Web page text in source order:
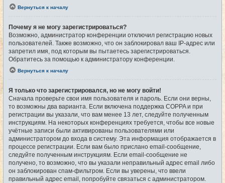
Вернуться к началу
Почему я не могу зарегистрироваться?
Возможно, администратор конференции отключил регистрацию новых
пользователей. Также возможно, что он заблокировал ваш IP-адрес или
запретил имя, под которым вы пытаетесь зарегистрироваться.
Обратитесь за помощью к администратору конференции.
Вернуться к началу
Я только что зарегистрировался, но не могу войти!
Сначала проверьте свои имя пользователя и пароль. Если они верны,
то возможны два варианта. Если включена поддержка COPPA и при
регистрации вы указали, что вам менее 13 лет, следуйте полученным
инструкциям. На некоторых конференциях требуется, чтобы все новые
учётные записи были активированы пользователями или
администратором до входа в систему. Эта информация отображается в
процессе регистрации. Если вам было прислано email-сообщение,
следуйте полученным инструкциям. Если email-сообщение не
получено, то возможно, что вы указали неправильный адрес email либо
он заблокирован спам-фильтром. Если вы уверены, что ввели
правильный адрес email, попробуйте связаться с администратором.